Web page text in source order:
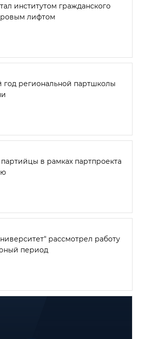
институтом гражданского
лифтом
региональной партшколы
в рамках партпроекта
рассмотрел работу
период